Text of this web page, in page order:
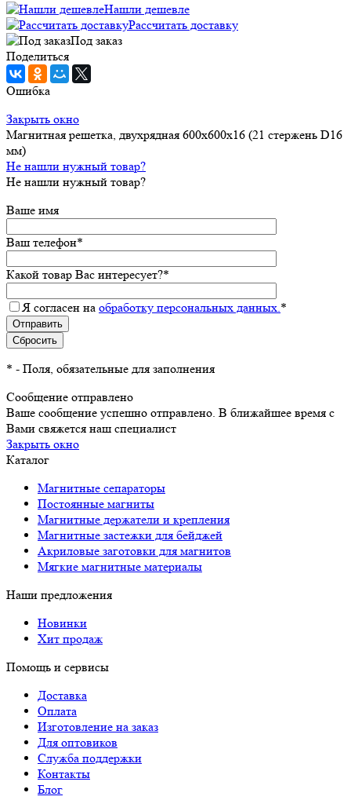
Нашли дешевле
Рассчитать доставку
Под заказ
Поделиться
Ошибка
Закрыть окно
Магнитная решетка, двухрядная 600х600х16 (21 стержень D16
мм)
Не нашли нужный товар?
Не нашли нужный товар?
Ваше имя
Ваш телефон*
Какой товар Вас интересует?*
Я согласен на обработку персональных данных. *
* - Поля, обязательные для заполнения
Сообщение отправлено
Ваше сообщение успешно отправлено. В ближайшее время с
Вами свяжется наш специалист
Закрыть окно
Каталог
Магнитные сепараторы
Постоянные магниты
Магнитные держатели и крепления
Магнитные застежки для бейджей
Акриловые заготовки для магнитов
Мягкие магнитные материалы
Наши предложения
Новинки
Хит продаж
Помощь и сервисы
Доставка
Оплата
Изготовление на заказ
Для оптовиков
Служба поддержки
Контакты
Блог